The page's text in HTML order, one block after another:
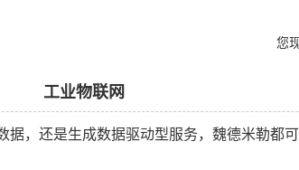
您
工业物联网
，还是生成数据驱动型服务，魏德米勒都